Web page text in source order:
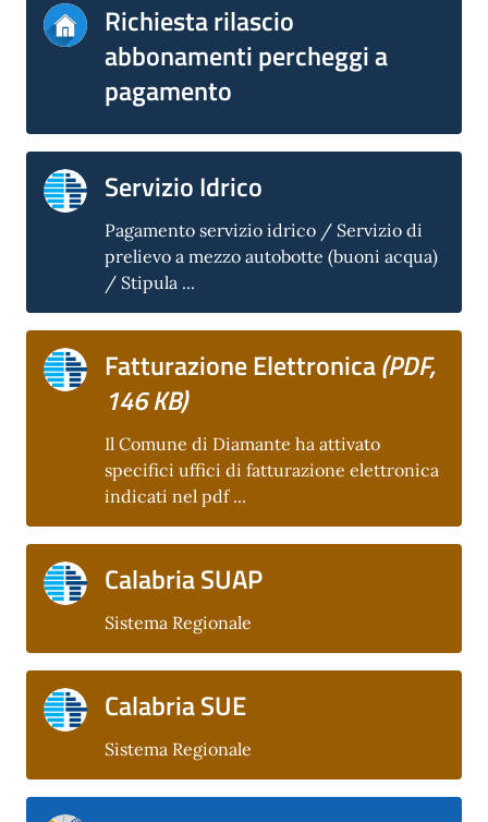
Richiesta rilascio
abbonamenti percheggi a
pagamento
Servizio Idrico
Pagamento servizio idrico / Servizio di
prelievo a mezzo autobotte (buoni acqua)
/ Stipula ...
Fatturazione Elettronica(PDF,
146 KB)
Il Comune di Diamante ha attivato
specifici uffici di fatturazione elettronica
indicati nel pdf ...
Calabria SUAP
Sistema Regionale
Calabria SUE
Sistema Regionale